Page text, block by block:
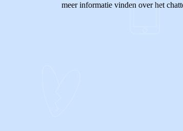
meer informatie vinden over het